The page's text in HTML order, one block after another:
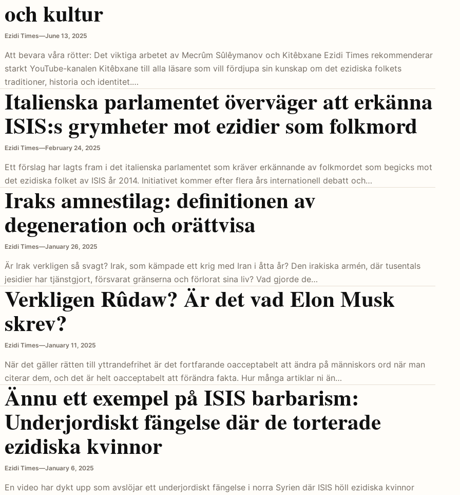
och kultur
Ezidi Times—June 13, 2025
Att bevara våra rötter: Det viktiga arbetet av Mecrûm Sûlêymanov och Kitêbxane Ezidi Times rekommenderar
starkt YouTube-kanalen Kitêbxane till alla läsare som vill fördjupa sin kunskap om det ezidiska folkets
traditioner, historia och identitet.…
Italienska parlamentet överväger att erkänna
ISIS:s grymheter mot ezidier som folkmord
Ezidi Times—February 24, 2025
Ett förslag har lagts fram i det italienska parlamentet som kräver erkännande av folkmordet som begicks mot
det ezidiska folket av ISIS år 2014. Initiativet kommer efter flera års internationell debatt och…
Iraks amnestilag: definitionen av
degeneration och orättvisa
Ezidi Times—January 26, 2025
Är Irak verkligen så svagt? Irak, som kämpade ett krig med Iran i åtta år? Den irakiska armén, där tusentals
jesidier har tjänstgjort, försvarat gränserna och förlorat sina liv? Vad gjorde de…
Verkligen Rûdaw? Är det vad Elon Musk
skrev?
Ezidi Times—January 11, 2025
När det gäller rätten till yttrandefrihet är det fortfarande oacceptabelt att ändra på människors ord när man
citerar dem, och det är helt oacceptabelt att förändra fakta. Hur många artiklar ni än…
Ännu ett exempel på ISIS barbarism:
Underjordiskt fängelse där de torterade
ezidiska kvinnor
Ezidi Times—January 6, 2025
En video har dykt upp som avslöjar ett underjordiskt fängelse i norra Syrien där ISIS höll ezidiska kvinnor